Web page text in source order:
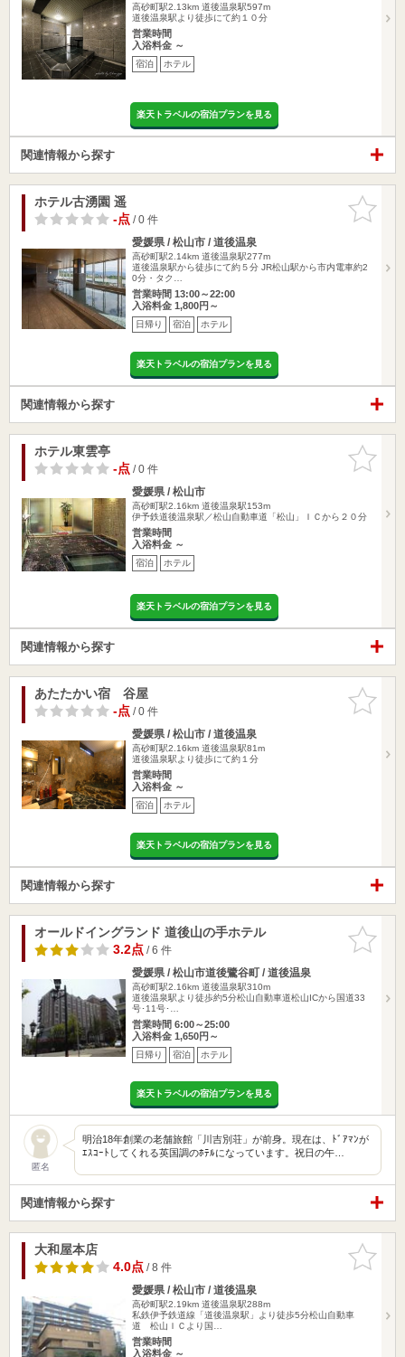
高砂町駅2.13km 道後温泉駅597m
道後温泉駅より徒歩にて約１０分
営業時間
入浴料金 ～
宿泊 ホテル
楽天トラベルの宿泊プランを見る
関連情報から探す
お気に入
りに追加
ホテル古湧園 遥
-点/ 0 件
愛媛県 / 松山市 / 道後温泉
高砂町駅2.14km 道後温泉駅277m
道後温泉駅から徒歩にて約５分 JR松山駅から市内電車約2
0分・タク…
営業時間 13:00～22:00
入浴料金 1,800円～
日帰り 宿泊 ホテル
楽天トラベルの宿泊プランを見る
関連情報から探す
お気に入
りに追加
ホテル東雲亭
-点/ 0 件
愛媛県 / 松山市
高砂町駅2.16km 道後温泉駅153m
伊予鉄道後温泉駅／松山自動車道「松山」ＩＣから２０分
営業時間
入浴料金 ～
宿泊 ホテル
楽天トラベルの宿泊プランを見る
関連情報から探す
お気に入
りに追加
あたたかい宿 谷屋
-点/ 0 件
愛媛県 / 松山市 / 道後温泉
高砂町駅2.16km 道後温泉駅81m
道後温泉駅より徒歩にて約１分
営業時間
入浴料金 ～
宿泊 ホテル
楽天トラベルの宿泊プランを見る
関連情報から探す
お気に入
りに追加
オールドイングランド 道後山の手ホテル
3.2点/ 6 件
愛媛県 / 松山市道後鷺谷町 / 道後温泉
高砂町駅2.16km 道後温泉駅310m
道後温泉駅より徒歩約5分松山自動車道松山ICから国道33
号･11号･…
営業時間 6:00～25:00
入浴料金 1,650円～
日帰り 宿泊 ホテル
楽天トラベルの宿泊プランを見る
匿名
明治18年創業の老舗旅館「川吉別荘」が前身。現在は、ﾄﾞｱﾏﾝが
ｴｽｺｰﾄしてくれる英国調のﾎﾃﾙになっています。祝日の午…
関連情報から探す
お気に入
りに追加
大和屋本店
4.0点/ 8 件
愛媛県 / 松山市 / 道後温泉
高砂町駅2.19km 道後温泉駅288m
私鉄伊予鉄道線「道後温泉駅」より徒歩5分松山自動車
道 松山ＩＣより国…
営業時間
入浴料金 ～